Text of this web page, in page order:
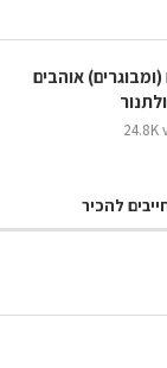
אוהבים
24.8K
להכיר